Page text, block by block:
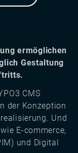
ermöglichen
Gestaltung
CMS
der Konzeption
Und
E-commerce,
und Digital